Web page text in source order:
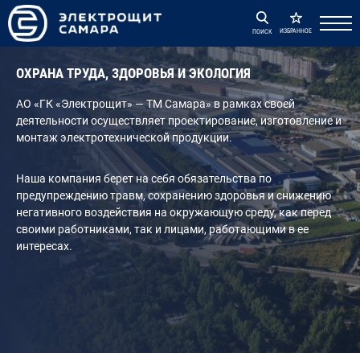
ПОИСК ИЗБРАННОЕ
ОХРАНА ТРУДА, ЗДОРОВЬЯ И ЭКОЛОГИЯ
АО «ГК «Электрощит» — ТМ Самара» в рамках своей
деятельности осуществляет проектирование, изготовление и
монтаж электротехнической продукции.
Наша компания берет на себя обязательства по
предупреждению травм, сохранению здоровья и снижению
негативного воздействия на окружающую среду, как перед
своими работниками, так и лицами, работающими в ее
интересах.